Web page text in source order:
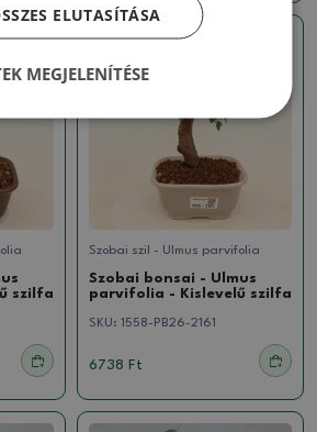
szilfa
Szobai szil - Ulmus parvifolia
Szobai bonsai - Ulmus
parvifolia - Kislevelű szilfa
SKU: 1558-PB26-2161
6738 Ft
ELUTASÍTÁSA
MEGJELENÍTÉSE